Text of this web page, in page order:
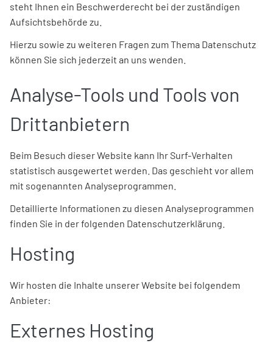
steht Ihnen ein Beschwerderecht bei der zuständigen
Aufsichtsbehörde zu.
Hierzu sowie zu weiteren Fragen zum Thema Datenschutz
können Sie sich jederzeit an uns wenden.
Analyse-Tools und Tools von
Drittanbietern
Beim Besuch dieser Website kann Ihr Surf-Verhalten
statistisch ausgewertet werden. Das geschieht vor allem
mit sogenannten Analyseprogrammen.
Detaillierte Informationen zu diesen Analyseprogrammen
finden Sie in der folgenden Datenschutzerklärung.
Hosting
Wir hosten die Inhalte unserer Website bei folgendem
Anbieter:
Externes Hosting